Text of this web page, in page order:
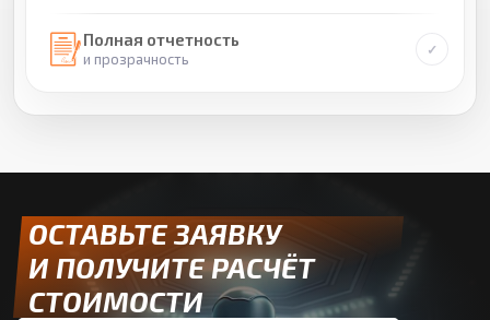
Полная отчетность
и прозрачность
ОСТАВЬТЕ ЗАЯВКУ
И ПОЛУЧИТЕ РАСЧЁТ
СТОИМОСТИ